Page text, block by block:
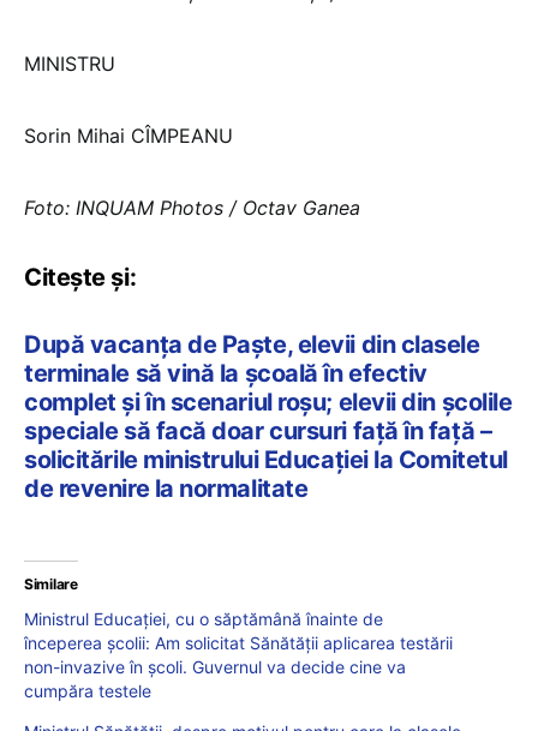
MINISTRU
Sorin Mihai CÎMPEANU
Foto: INQUAM Photos / Octav Ganea
Citește și:
După vacanța de Paște, elevii din clasele
terminale să vină la școală în efectiv
complet și în scenariul roșu; elevii din școlile
speciale să facă doar cursuri față în față –
solicitările ministrului Educației la Comitetul
de revenire la normalitate
Similare
Ministrul Educației, cu o săptămână înainte de
începerea școlii: Am solicitat Sănătății aplicarea testării
non-invazive în școli. Guvernul va decide cine va
cumpăra testele